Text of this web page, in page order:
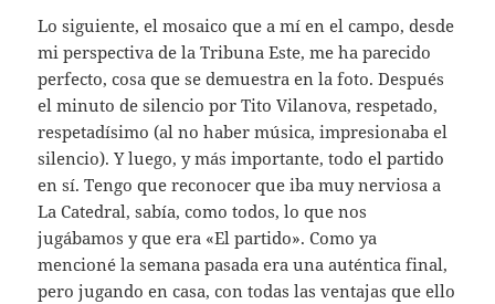
Lo siguiente, el mosaico que a mí en el campo, desde
mi perspectiva de la Tribuna Este, me ha parecido
perfecto, cosa que se demuestra en la foto. Después
el minuto de silencio por Tito Vilanova, respetado,
respetadísimo (al no haber música, impresionaba el
silencio). Y luego, y más importante, todo el partido
en sí. Tengo que reconocer que iba muy nerviosa a
La Catedral, sabía, como todos, lo que nos
jugábamos y que era «El partido». Como ya
mencioné la semana pasada era una auténtica final,
pero jugando en casa, con todas las ventajas que ello